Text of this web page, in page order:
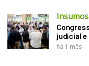
judicial
há 1 mês